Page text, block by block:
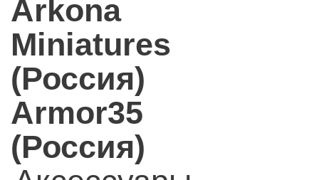
Arkona
Miniatures
(Россия)
Armor35
(Россия)